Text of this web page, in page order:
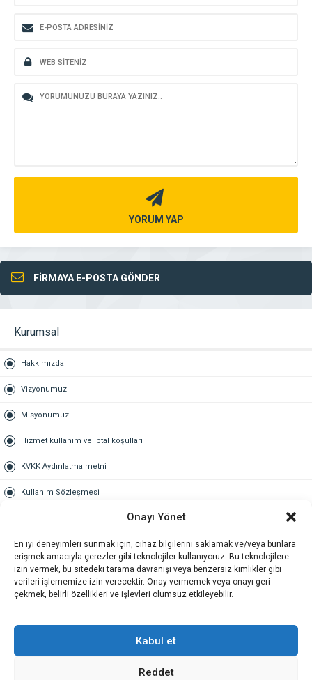
Onayı Yönet
En iyi deneyimleri sunmak için, cihaz bilgilerini saklamak ve/veya bunlara
erişmek amacıyla çerezler gibi teknolojiler kullanıyoruz. Bu teknolojilere
izin vermek, bu sitedeki tarama davranışı veya benzersiz kimlikler gibi
verileri işlememize izin verecektir. Onay vermemek veya onayı geri
çekmek, belirli özellikleri ve işlevleri olumsuz etkileyebilir.
Kabul et
Reddet
YORUM YAP
FİRMAYA E-POSTA GÖNDER
Kurumsal
Hakkımızda
Vizyonumuz
Misyonumuz
Hizmet kullanım ve iptal koşulları
KVKK Aydınlatma metni
Kullanım Sözleşmesi
Gold üyelik nedir
Kariyer